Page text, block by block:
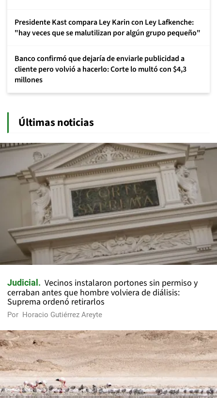
Presidente Kast compara Ley Karin con Ley Lafkenche:
"hay veces que se malutilizan por algún grupo pequeño"
Banco confirmó que dejaría de enviarle publicidad a
cliente pero volvió a hacerlo: Corte lo multó con $4,3
millones
Últimas noticias
Judicial
Vecinos instalaron portones sin permiso y
cerraban antes que hombre volviera de diálisis:
Suprema ordenó retirarlos
Por Horacio Gutiérrez Areyte